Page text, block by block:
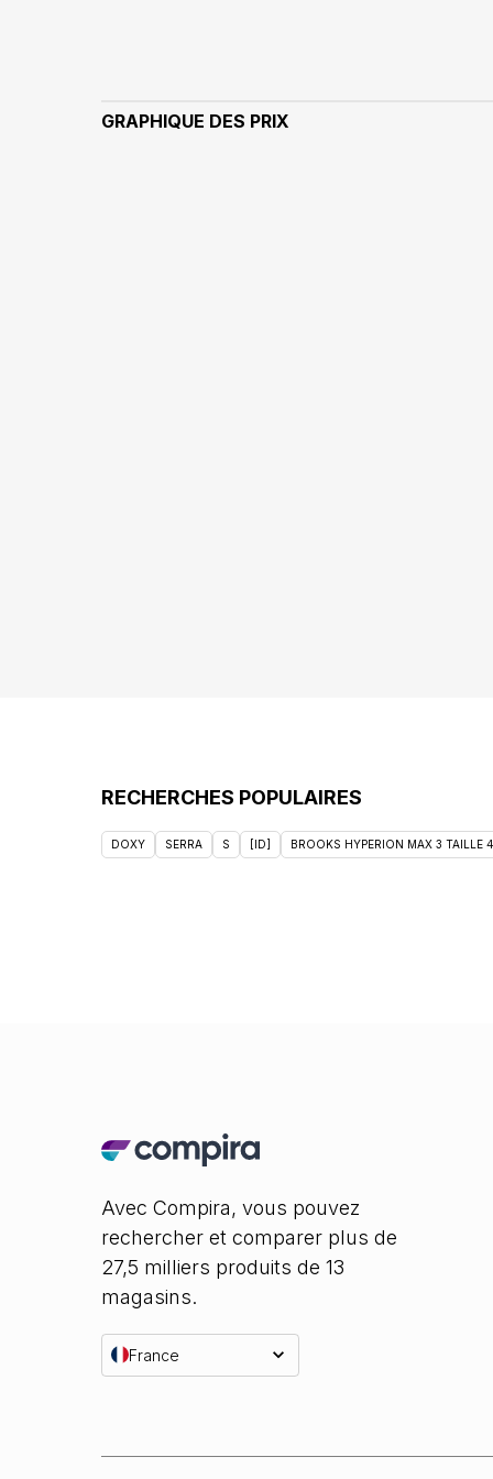
GRAPHIQUE DES PRIX
RECHERCHES POPULAIRES
DOXY SERRA S [ID] BROOKS HYPERION MAX 3 TAILLE
Avec Compira, vous pouvez
rechercher et comparer plus de
27,5 milliers produits de 13
magasins.
France